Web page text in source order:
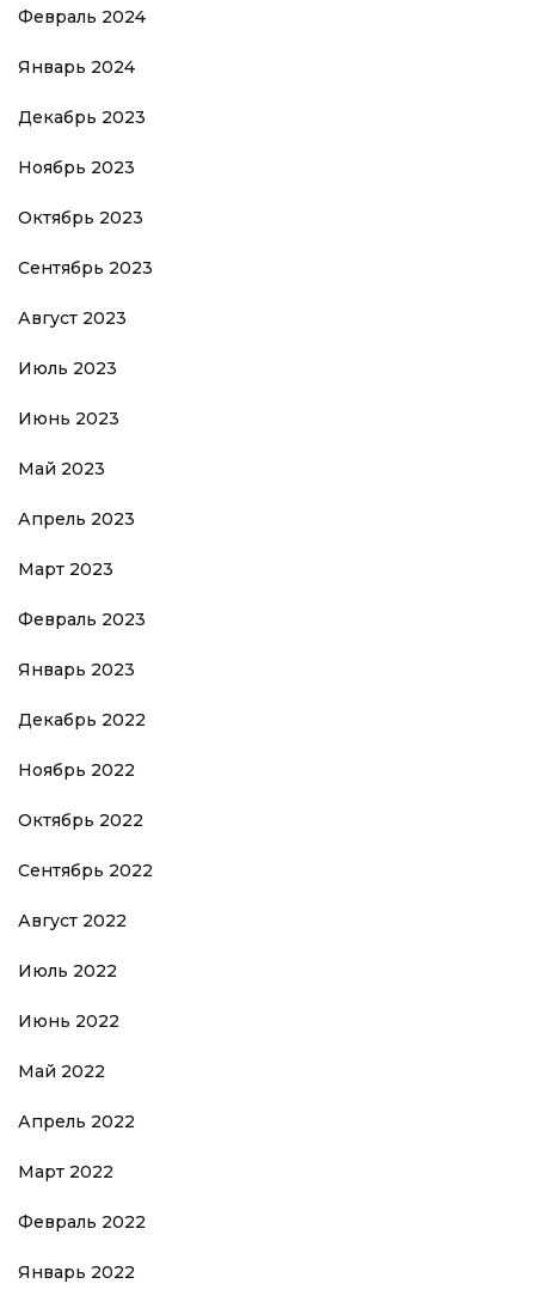
Февраль 2024
Январь 2024
Декабрь 2023
Ноябрь 2023
Октябрь 2023
Сентябрь 2023
Август 2023
Июль 2023
Июнь 2023
Май 2023
Апрель 2023
Март 2023
Февраль 2023
Январь 2023
Декабрь 2022
Ноябрь 2022
Октябрь 2022
Сентябрь 2022
Август 2022
Июль 2022
Июнь 2022
Май 2022
Апрель 2022
Март 2022
Февраль 2022
Январь 2022